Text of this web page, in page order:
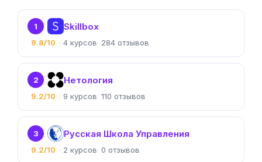
1 Skillbox
9.8/10 4 284
2 Нетология
9.2/10 9 110
3 Русская Школа Управления
9.2/10 2 0